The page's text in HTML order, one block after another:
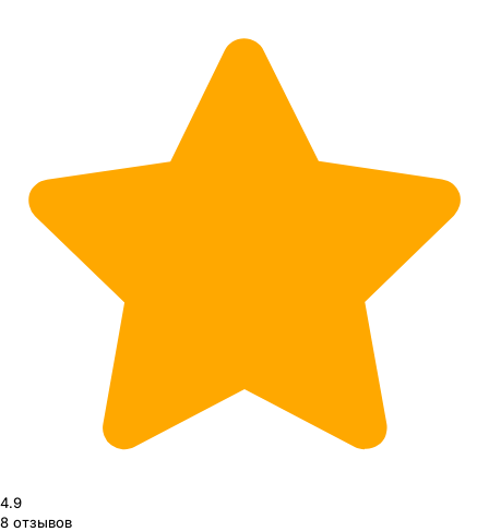
4.9
8 отзывов